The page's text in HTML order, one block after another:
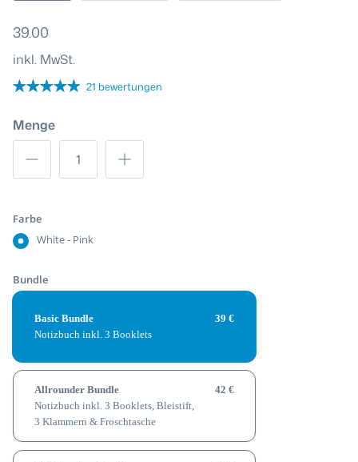
39.00
inkl. MwSt.
21 bewertungen
Menge
Farbe
White - Pink
Bundle
Basic Bundle
39 €
Notizbuch inkl. 3 Booklets
Allrounder Bundle
42 €
Notizbuch inkl. 3 Booklets, Bleistift,
3 Klammern & Froschtasche